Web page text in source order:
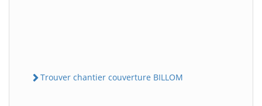
Trouver chantier couverture BILLOM